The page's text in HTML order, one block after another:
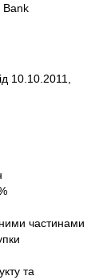
Bank
10.10.2011,
частинами
та